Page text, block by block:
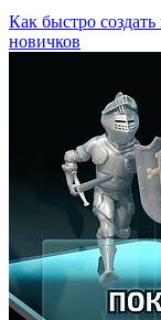
Как быстро
новичков